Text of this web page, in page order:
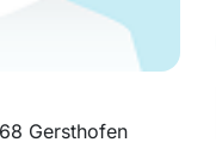
Gersthofen